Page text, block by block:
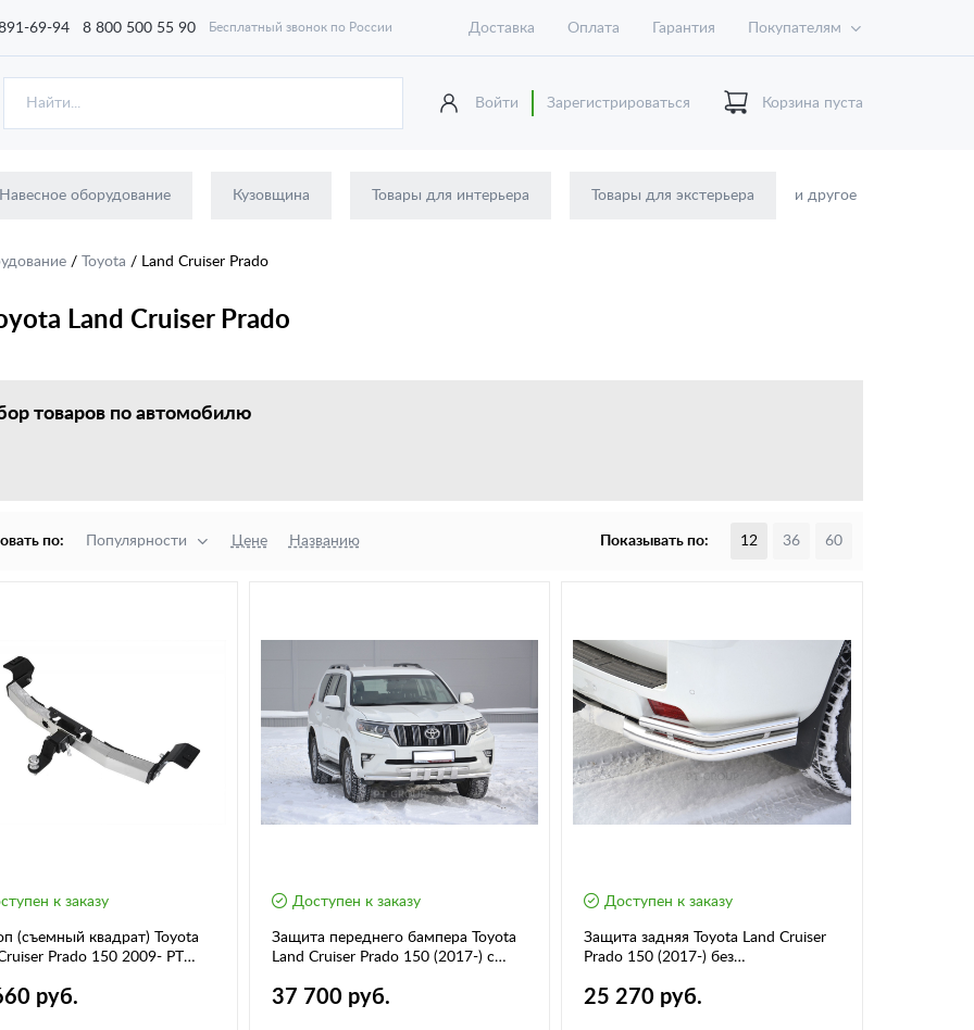
69-94 8 800 500 55 90 Бесплатный звонок по России Доставка Оплата Гарантия Покупателям
Войти Зарегистрироваться Корзина пуста
Навесное оборудование Кузовщина Товары для интерьера Товары для экстерьера и другое
/ Toyota / Land Cruiser Prado
Land Cruiser Prado
товаров по автомобилю
по: Популярности Цене Названию Показывать по: 12 36 60
к заказу
(съемный квадрат) Toyota
Prado 150 2009- РТ
руб.
Доступен к заказу
Защита переднего бампера Toyota
Land Cruiser Prado 150 (2017-) с
37 700 руб.
Доступен к заказу
Защита задняя Toyota Land Cruiser
Prado 150 (2017-) без
TPR220101
25 270 руб.